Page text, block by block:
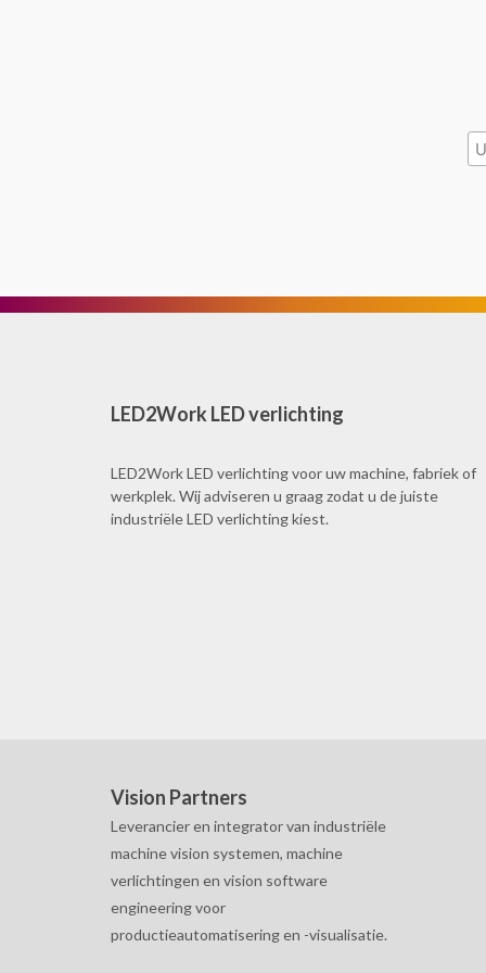
LED2Work LED verlichting
LED2Work LED verlichting voor uw machine, fabriek of
werkplek. Wij adviseren u graag zodat u de juiste
industriële LED verlichting kiest.
Vision Partners
Leverancier en integrator van industriële
machine vision systemen, machine
verlichtingen en vision software
engineering voor
productieautomatisering en -visualisatie.